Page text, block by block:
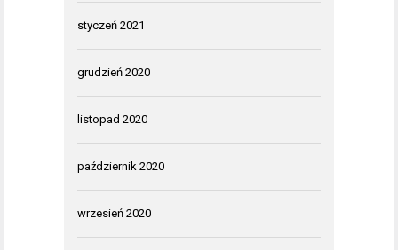
styczeń 2021
grudzień 2020
listopad 2020
październik 2020
wrzesień 2020